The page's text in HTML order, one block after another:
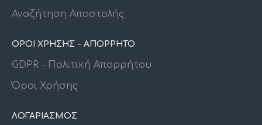
Αναζήτηση Αποστολής
ΟΡΟΙ ΧΡΗΣΗΣ - ΑΠΟΡΡΗΤΟ
GDPR - Πολιτική Απορρήτου
Όροι Χρήσης
ΛΟΓΑΡΙΑΣΜΟΣ